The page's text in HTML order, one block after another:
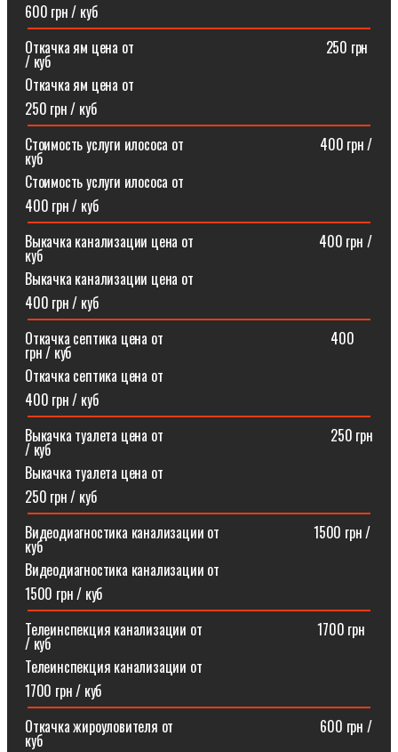
600 грн / куб
Откачка ям цена от ⠀⠀⠀⠀⠀⠀⠀⠀⠀⠀⠀⠀⠀⠀⠀⠀⠀⠀250 грн
/ куб
Откачка ям цена от
250 грн / куб
Стоимость услуги илососа от⠀⠀⠀⠀⠀⠀⠀⠀⠀⠀⠀⠀⠀400 грн /
куб
Стоимость услуги илососа от
400 грн / куб
Выкачка канализации цена от⠀⠀⠀⠀⠀⠀⠀⠀⠀⠀⠀⠀400 грн /
куб
Выкачка канализации цена от
400 грн / куб
Откачка септика цена от⠀⠀⠀⠀⠀⠀⠀⠀⠀⠀⠀⠀⠀⠀⠀⠀400
грн / куб
Откачка септика цена от
400 грн / куб
Выкачка туалета цена от⠀⠀⠀⠀⠀⠀⠀⠀⠀⠀⠀⠀⠀⠀⠀⠀250 грн
/ куб
Выкачка туалета цена от
250 грн / куб
Видеодиагностика канализации от⠀⠀⠀⠀⠀⠀⠀⠀⠀1500 грн /
куб
Видеодиагностика канализации от
1500 грн / куб
Телеинспекция канализации от⠀⠀⠀⠀⠀⠀⠀⠀⠀⠀⠀1700 грн
/ куб
Телеинспекция канализации от
1700 грн / куб
Откачка жироуловителя от⠀⠀⠀⠀⠀⠀⠀⠀⠀⠀⠀⠀⠀⠀600 грн /
куб